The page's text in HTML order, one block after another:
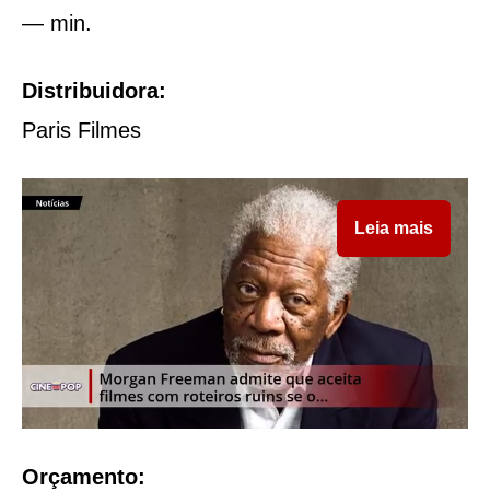
— min.
Distribuidora:
Paris Filmes
Leia mais
Orçamento: